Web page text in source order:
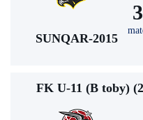
SUNQAR-2015
3
FK U-11 (В toby)